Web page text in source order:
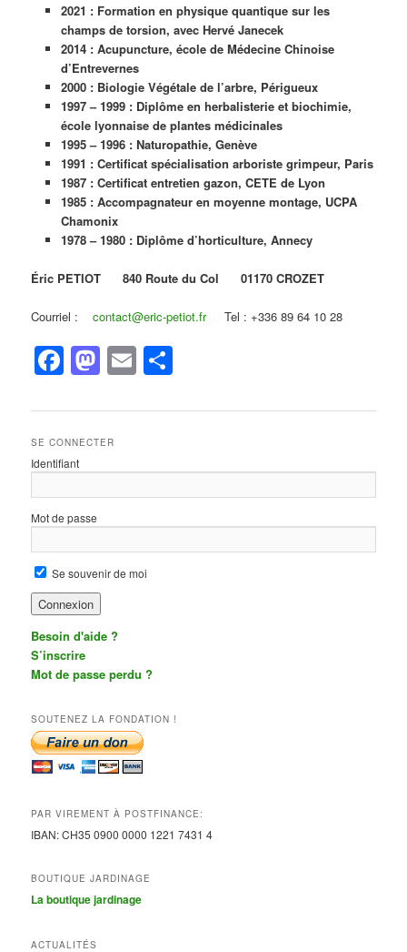
2021 : Formation en physique quantique sur les
champs de torsion, avec Hervé Janecek
2014 : Acupuncture, école de Médecine Chinoise
d’Entrevernes
2000 : Biologie Végétale de l’arbre, Périgueux
1997 – 1999 : Diplôme en herbalisterie et biochimie,
école lyonnaise de plantes médicinales
1995 – 1996 : Naturopathie, Genève
1991 : Certificat spécialisation arboriste grimpeur, Paris
1987 : Certificat entretien gazon, CETE de Lyon
1985 : Accompagnateur en moyenne montage, UCPA
Chamonix
1978 – 1980 : Diplôme d’horticulture, Annecy
Éric PETIOT840 Route du Col 01170 CROZET
Courriel :contact@eric-petiot.frTel : +336 89 64 10 28
Facebook
Mastodon
Email
SE CONNECTER
Identifiant
Mot de passe
Se souvenir de moi
Besoin d'aide ?
S’inscrire
Mot de passe perdu ?
SOUTENEZ LA FONDATION !
PAR VIREMENT À POSTFINANCE:
IBAN:CH35 0900 0000 1221 74314
BOUTIQUE JARDINAGE
La boutique jardinage
ACTUALITÉS